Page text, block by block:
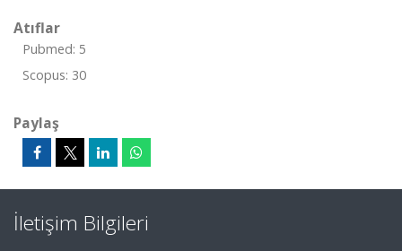
Atıflar
Pubmed: 5
Scopus: 30
Paylaş
İletişim Bilgileri